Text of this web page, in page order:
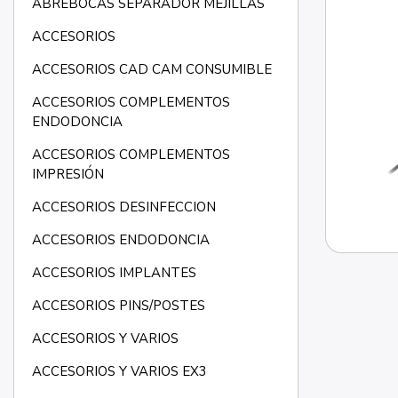
ABREBOCAS SEPARADOR MEJILLAS
ACCESORIOS
ACCESORIOS CAD CAM CONSUMIBLE
ACCESORIOS COMPLEMENTOS
ENDODONCIA
ACCESORIOS COMPLEMENTOS
IMPRESIÓN
ACCESORIOS DESINFECCION
ACCESORIOS ENDODONCIA
ACCESORIOS IMPLANTES
ACCESORIOS PINS/POSTES
ACCESORIOS Y VARIOS
ACCESORIOS Y VARIOS EX3